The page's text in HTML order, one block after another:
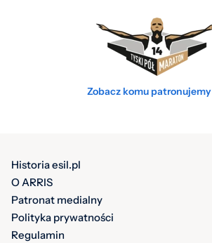
Zobacz komu patronujemy
Historia esil.pl
O ARRIS
Patronat medialny
Polityka prywatności
Regulamin